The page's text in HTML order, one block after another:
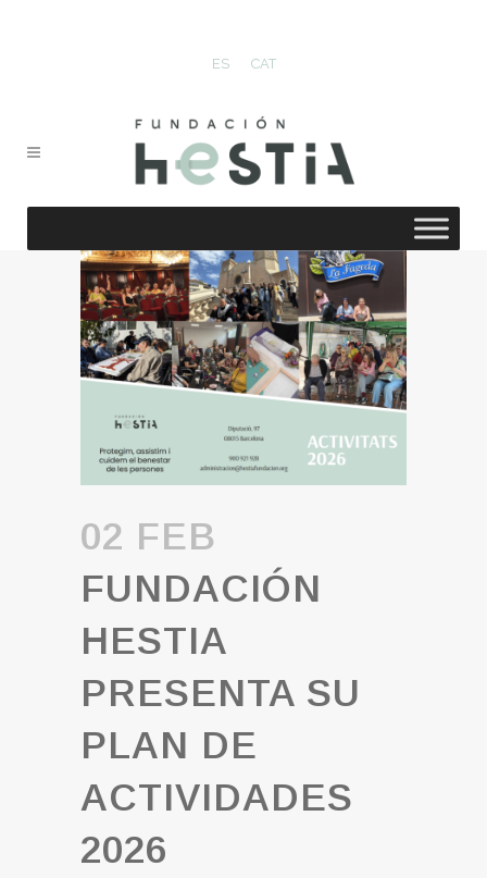
ES CAT
02 FEB
FUNDACIÓN
HESTIA
PRESENTA SU
PLAN DE
ACTIVIDADES
2026